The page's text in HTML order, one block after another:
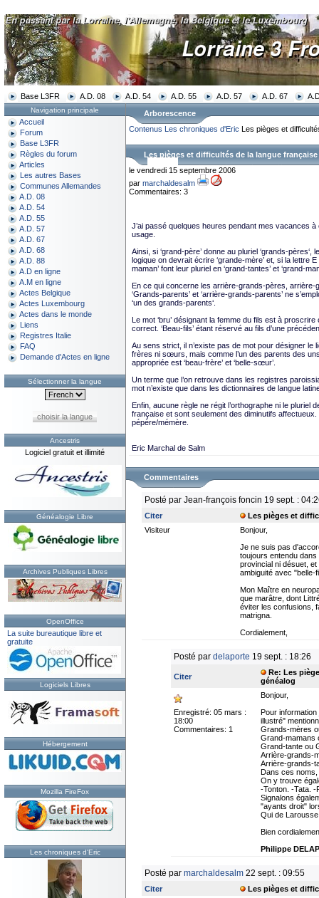
Base L3FR A.D. 08 A.D. 54 A.D. 55 A.D. 57 A.D. 67
Navigation principale
Accueil
Forum
Base L3FR
Règles du forum
Articles
Les autres Bases
Communes Allemandes
A.D. 08
A.D. 54
A.D. 55
A.D. 57
A.D. 67
A.D. 68
A.D. 88
A.D en ligne
A.M en ligne
Actes Belgique
Actes Luxembourg
Actes dans le monde
Liens
Registres Italie
FAQ
Demande d'Actes en ligne
Sélectionner la langue
choisir la langue
Ancestris
Logiciel gratuit et illimité
Généalogie Libre
Archives Publiques Libres
OpenOffice
La suite bureautique libre et
gratuite
Logiciels Libres
Hébergement
Mozilla FireFox
Les chroniques d'Eric
Arborescence
Contenus Les chroniques d'Eric Les pièges et
Les pièges et difficultés de la langue
le vendredi 15 septembre 2006
par marchaldesalm
Commentaires: 3
J’ai passé quelques heures pendant mes vacances
usage.
Ainsi, si ‘grand-père’ donne au pluriel ‘grands-
logique on devrait écrire ‘grande-mère’ et, si la lettre
maman’ font leur pluriel en ‘grand-tantes’ et ‘grand-
En ce qui concerne les arrière-grands-pères, arrière-
‘Grands-parents’ et ‘arrière-grands-parents’ ne
‘un des grands-parents‘.
Le mot ‘bru’ désignant la femme du fils est à
correct. ‘Beau-fils’ étant réservé au fils d’une
Au sens strict, il n’existe pas de mot pour désigner
frères ni sœurs, mais comme l’un des parents des uns
appropriée est ‘beau-frère’ et ‘belle-sœur’.
Un terme que l’on retrouve dans les registres
mot n’existe que dans les dictionnaires de langue
Enfin, aucune règle ne régit l’orthographe ni le pluriel
française et sont seulement des diminutifs
pépère/mémère.
Eric Marchal de Salm
Commentaires
Posté par Jean-françois foncin 19 sept. :
Citer
Les pièges et
Visiteur
Bonjour,
Je ne suis pas
toujours entendu dans
provincial ni désuet,
ambiguité avec "belle-
Mon Maître en
que marâtre, dont
éviter les confusions,
matrigna.
Cordialement,
Posté par delaporte 19 sept. : 18:26
Citer
Re: Les
généalog
Enregistré: 05 mars :
18:00
Commentaires: 1
Bonjour,
Pour
illustré"
Grands-mères
Grand-mamans
Grand-tante ou
Arrière-grands-
Arrière-grands-
Dans ces noms,
On y trouve
-Tonton. -Tata. -
Signalons
"ayants droit"
Qui de
Bien
Philippe
Posté par marchaldesalm 22 sept. : 09:55
Citer Les pièges et